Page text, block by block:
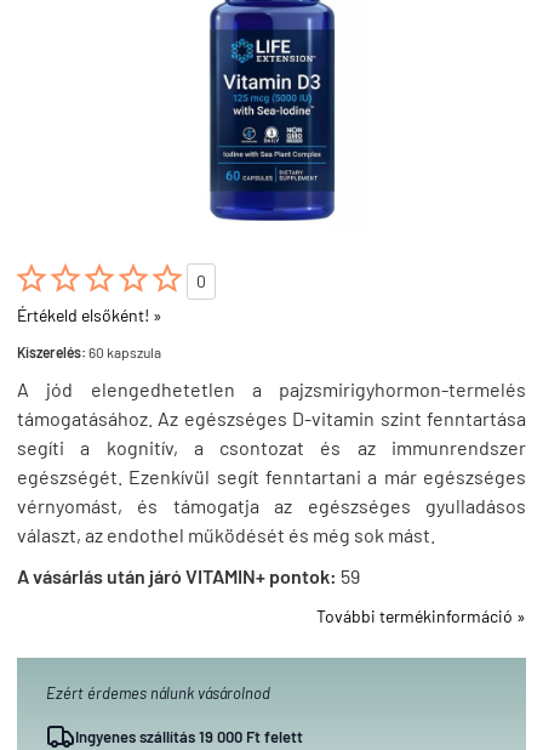

0
Értékeld elsőként! »
Kiszerelés: 60 kapszula
A jód elengedhetetlen a pajzsmirigyhormon-termelés
támogatásához. Az egészséges D-vitamin szint fenntartása
segíti a kognitív, a csontozat és az immunrendszer
egészségét. Ezenkívül segít fenntartani a már egészséges
vérnyomást, és támogatja az egészséges gyulladásos
választ, az endothel működését és még sok mást.
A vásárlás után járó VITAMIN+ pontok: 59
További termékinformáció »
Ezért érdemes nálunk vásárolnod
Ingyenes szállítás 19 000 Ft felett